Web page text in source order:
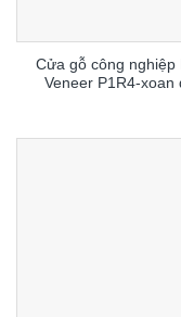
Cửa gỗ công nghiệp
Veneer P1R4-xoan